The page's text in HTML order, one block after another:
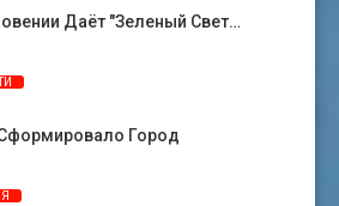
Даёт "зеленый Свет…
Город